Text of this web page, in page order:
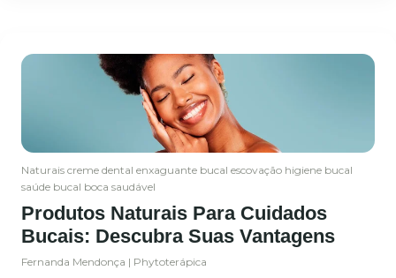
Naturais creme dental enxaguante bucal escovação higiene bucal
saúde bucal boca saudável
Produtos Naturais Para Cuidados
Bucais: Descubra Suas Vantagens
Fernanda Mendonça | Phytoterápica